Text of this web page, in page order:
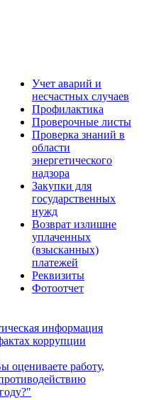
Учет аварий и
несчастных случаев
Профилактика
Проверочные листы
Проверка знаний в
области
энергетического
надзора
Закупки для
государственных
нужд
Возврат излишне
уплаченных
(взысканных)
платежей
Реквизиты
Фотоотчет
информация
коррупции
оцениваете работу,